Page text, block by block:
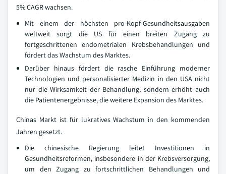
5% CAGR wachsen.
Mit einem der höchsten pro-Kopf-Gesundheitsausgaben
weltweit sorgt die US für einen breiten Zugang zu
fortgeschrittenen endometrialen Krebsbehandlungen und
fördert das Wachstum des Marktes.
Darüber hinaus fördert die rasche Einführung moderner
Technologien und personalisierter Medizin in den USA nicht
nur die Wirksamkeit der Behandlung, sondern erhöht auch
die Patientenergebnisse, die weitere Expansion des Marktes.
Chinas Markt ist für lukratives Wachstum in den kommenden
Jahren gesetzt.
Die chinesische Regierung leitet Investitionen in
Gesundheitsreformen, insbesondere in der Krebsversorgung,
um den Zugang zu fortschrittlichen Behandlungen und